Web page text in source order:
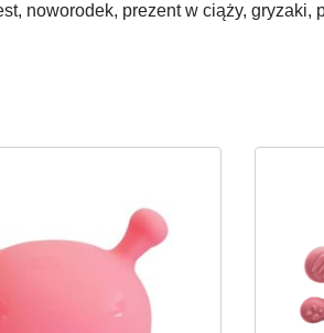
noworodek, prezent w ciąży, gryzaki,